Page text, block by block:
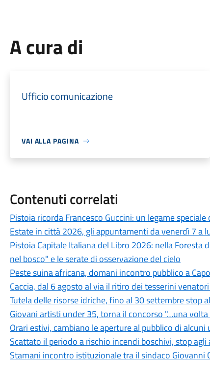
A cura di
Ufficio comunicazione
VAI ALLA PAGINA
Contenuti correlati
Pistoia ricorda Francesco Guccini: un legame
Estate in città 2026, gli appuntamenti da venerdì 7 a
Pistoia Capitale Italiana del Libro 2026: nella
nel bosco" e le serate di osservazione del cielo
Peste suina africana, domani incontro pubblico a
Caccia, dal 6 agosto al via il ritiro dei tesserini
Tutela delle risorse idriche, fino al 30 settembre stop
Giovani artisti under 35, torna il concorso "…una
Orari estivi, cambiano le aperture al pubblico di
Scattato il periodo a rischio incendi boschivi, stop
Stamani incontro istituzionale tra il sindaco Giovanni